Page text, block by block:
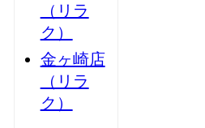
（リラ
ク）
金ヶ崎店
（リラ
ク）